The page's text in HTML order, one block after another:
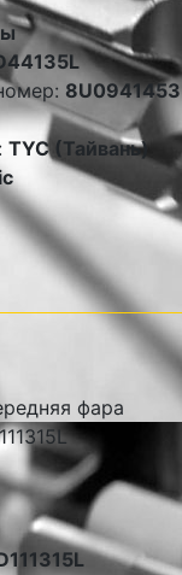
8U0941453
TYC (Тайвань)